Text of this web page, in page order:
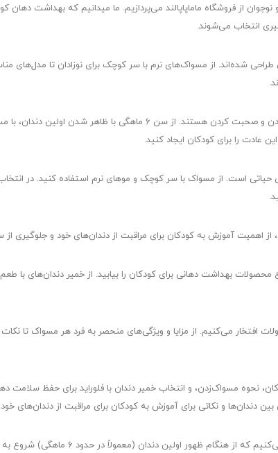
از فروشگاه ماماپاپالند می‌پردازیم. ما میدانیم که بهداشت دهان
انتخاب می‌شوند.
شده‌اند. از مسواک‌های نرم با سر کوچک برای نوزادان تا مدل‌های
در جریان روزانه، دندان‌های کودکان ابزار حیاتی برای خوردن و صحبت
عادت را برای کودکان ایجاد کنید.
از اهمیت آموزش به کودکان برای مراقبت از دندان‌های خود و جلوگیری
محصولات بهداشت دهانی برای کودکان را بیابید. از خمیر دندان‌های با
افتخار می‌کنیم. از مزایا و ویژگی‌های منحصر به فرد هر مسواک تا
نحوه مسواک‌زدن، و انتخاب خمیر دندان با فلوراید برای حفظ
دندان‌ها و نکاتی برای آموزش به کودکان برای مراقبت از دندان‌های
بر اساس مشاوره‌های پزشکان